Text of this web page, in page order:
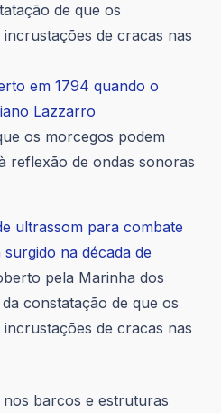
de que os
de cracas nas
em 1794 quando o
Lazzarro
os morcegos podem
reflexão de ondas sonoras
ultrassom para combate
na década de
pela Marinha dos
constatação de que os
de cracas nas
barcos e estruturas